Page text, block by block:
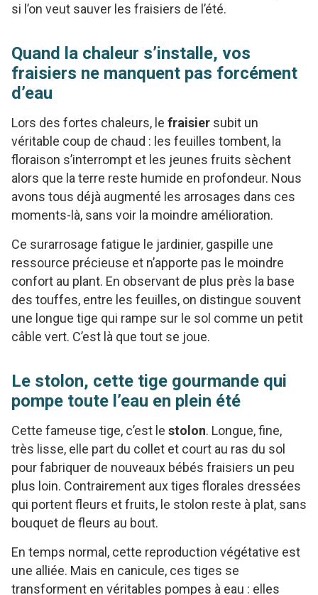
si l’on veut sauver les fraisiers de l’été.
Quand la chaleur s’installe, vos
fraisiers ne manquent pas forcément
d’eau
Lors des fortes chaleurs, le fraisier subit un
véritable coup de chaud : les feuilles tombent, la
floraison s’interrompt et les jeunes fruits sèchent
alors que la terre reste humide en profondeur. Nous
avons tous déjà augmenté les arrosages dans ces
moments-là, sans voir la moindre amélioration.
Ce surarrosage fatigue le jardinier, gaspille une
ressource précieuse et n’apporte pas le moindre
confort au plant. En observant de plus près la base
des touffes, entre les feuilles, on distingue souvent
une longue tige qui rampe sur le sol comme un petit
câble vert. C’est là que tout se joue.
Le stolon, cette tige gourmande qui
pompe toute l’eau en plein été
Cette fameuse tige, c’est le stolon. Longue, fine,
très lisse, elle part du collet et court au ras du sol
pour fabriquer de nouveaux bébés fraisiers un peu
plus loin. Contrairement aux tiges florales dressées
qui portent fleurs et fruits, le stolon reste à plat, sans
bouquet de fleurs au bout.
En temps normal, cette reproduction végétative est
une alliée. Mais en canicule, ces tiges se
transforment en véritables pompes à eau : elles